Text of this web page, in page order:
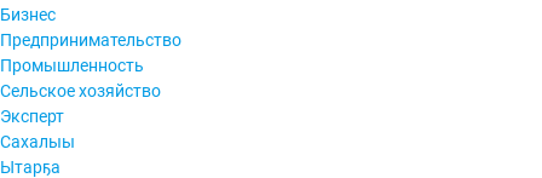
Бизнес
Предпринимательство
Промышленность
Сельское хозяйство
Эксперт
Сахалыы
Ытарҕа